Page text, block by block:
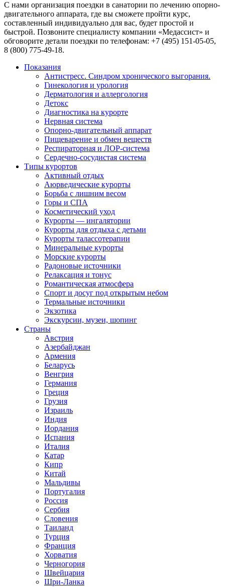
С нами организация поездки в санатории по лечению опорно-
двигательного аппарата, где вы сможете пройти курс,
составленный индивидуально для вас, будет простой и
быстрой. Позвоните специалисту компании «Медассист» и
обговорите детали поездки по телефонам: +7 (495) 151-05-05,
8 (800) 775-49-18.
Показания
Антистресс. Синдром хронического выгорания.
Гинекология и урология
Дерматология и аллергология
Детокс
Диагностика на курорте
Нервная система
Опорно-двигательный аппарат
Пищеварение и обмен веществ
Респираторная и ЛОР-система
Сердечно-сосудистая система
Типы курортов
Активный отдых
Аюрведические курорты
Борьба с лишним весом
Горы и СПА
Косметический уход
Курорты — ингалятории
Курорты для отдыха с детьми
Курорты талассотерапии
Минеральные курорты
Морские курорты
Радоновые источники
Релаксация и тонус
Романтическая атмосфера
Спорт и досуг под открытым небом
Термальные источники
Экзотика
Экскурсии, музеи, шопинг
Страны
Австрия
Азербайджан
Армения
Беларусь
Венгрия
Германия
Греция
Грузия
Израиль
Индия
Иордания
Испания
Италия
Катар
Кипр
Китай
Мальдивы
Португалия
Россия
Сербия
Словения
Таиланд
Турция
Франция
Хорватия
Черногория
Швейцария
Шри-Ланка